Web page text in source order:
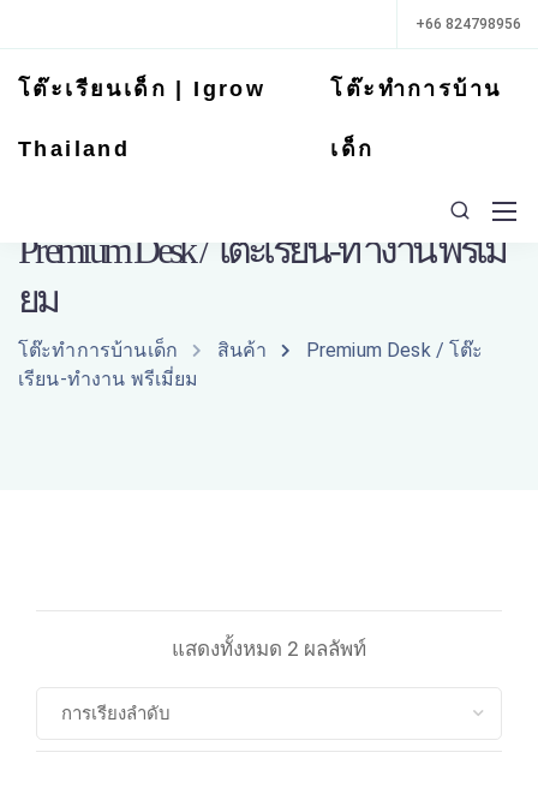
+66 824798956
โต๊ะเรียนเด็ก | Igrow
Thailand
โต๊ะทำการบ้าน
เด็ก
Premium Desk / โต๊ะเรียน-ทำงาน พรีเมี่
ยม
โต๊ะทำการบ้านเด็ก สินค้า
Premium Desk / โต๊ะ
เรียน-ทำงาน พรีเมี่ยม
แสดงทั้งหมด 2 ผลลัพท์